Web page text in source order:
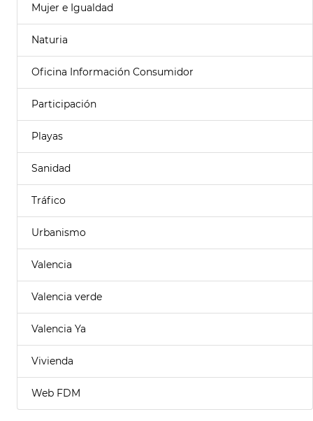
Mujer e Igualdad
Naturia
Oficina Información Consumidor
Participación
Playas
Sanidad
Tráfico
Urbanismo
Valencia
Valencia verde
Valencia Ya
Vivienda
Web FDM